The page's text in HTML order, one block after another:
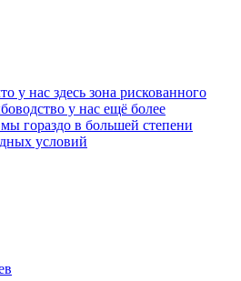
у нас здесь зона рискованного
у нас ещё более
гораздо в большей степени
условий